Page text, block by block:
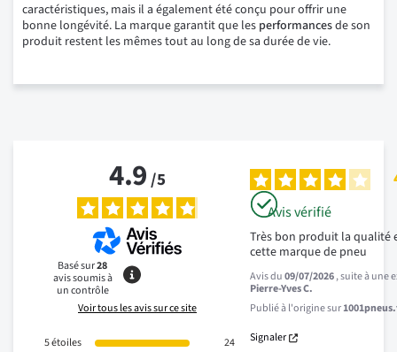
caractéristiques, mais il a également été conçu pour offrir une
bonne longévité. La marque garantit que les performancesde son
produit restent les mêmes tout au long de sa durée de vie.
4.9/5
Basé sur28
avis soumis à
un contrôle
Voir tous les avis sur ce site
5étoiles
24
Avis vérifié
Très bon produit la qualité
cette marque de pneu
Avis du09/07/2026, suite à une
Pierre-Yves C.
Publié à l'origine sur
Signaler